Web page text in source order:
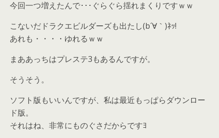
今回一つ増えたんで･･･ぐらぐら揺れまくりですｗｗ
こないだドラクエビルダーズも出たし(b´∀｀)ﾈｯ!
あれも・・・・ゆれるｗｗ
まああっちはプレステ3もあるんですが。
そうそう。
ソフト版もいいんですが、私は最近もっぱらダウンロー
ド版。
それはね、非常にものぐさだからですﾖ